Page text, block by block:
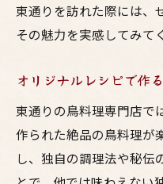
東通りを訪れた際には、
その魅力を実感してみて
オリジナルレシピで作
東通りの鳥料理専門店で
作られた絶品の鳥料理が
し、独自の調理法や秘伝